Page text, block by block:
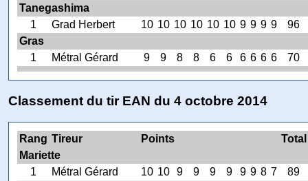
Tanegashima
1
Grad Herbert 10 10 10 10 10 10 9 9 9 9
96
Gras
1
Métral Gérard 9 9 8 8 6 6 6 6 6 6 70
Classement du tir EAN du 4 octobre 2014
Rang Tireur Points
Total
Mariette
1
Métral Gérard 10 10 9 9 9 9 9 9 8 7
89